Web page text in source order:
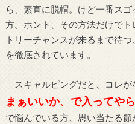
ら、素直に脱帽。けど一番ス
方。ホント、その方法だけで
トリーチャンスが来るまで待
を徹底されています。
スキャルピングだと、コレが
まぁいいか、で入ってや
で悩んでいる方、思い当たる節